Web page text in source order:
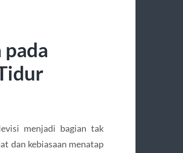
menjadi bagian tak
dan kebiasaan menatap